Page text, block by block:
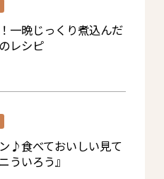
一晩じっくり煮込んだ
レシピ
♪食べておいしい見て
ういろう』